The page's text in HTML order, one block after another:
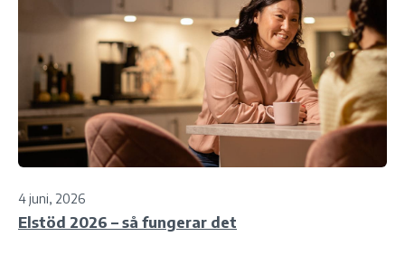
4 juni, 2026
Elstöd 2026 – så fungerar det